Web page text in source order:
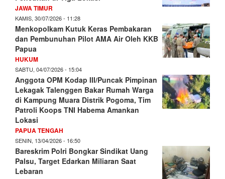
JAWA TIMUR
KAMIS, 30/07/2026 - 11:28
Menkopolkam Kutuk Keras Pembakaran
dan Pembunuhan Pilot AMA Air Oleh KKB
Papua
HUKUM
SABTU, 04/07/2026 - 15:04
Anggota OPM Kodap III/Puncak Pimpinan
Lekagak Talenggen Bakar Rumah Warga
di Kampung Muara Distrik Pogoma, Tim
Patroli Koops TNI Habema Amankan
Lokasi
PAPUA TENGAH
SENIN, 13/04/2026 - 16:50
Bareskrim Polri Bongkar Sindikat Uang
Palsu, Target Edarkan Miliaran Saat
Lebaran